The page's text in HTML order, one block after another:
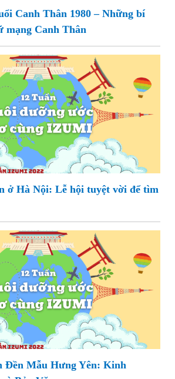
Canh Thân 1980 – Những bí
mạng Canh Thân
ở Hà Nội: Lễ hội tuyệt vời để tìm
Đền Mẫu Hưng Yên: Kinh